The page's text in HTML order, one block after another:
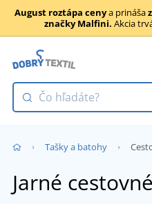
August roztápa cenya prináša
značky Malfini. Akcia
Tašky a batohy
Jarné